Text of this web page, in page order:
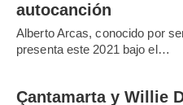
autocanción
Alberto Arcas, conocido por
presenta este 2021 bajo el…
Çantamarta y Willie